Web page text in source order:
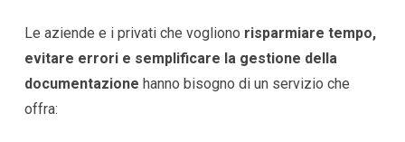
Le aziende e i privati che vogliono risparmiare tempo,
evitare errori e semplificare la gestione della
documentazione hanno bisogno di un servizio che
offra: